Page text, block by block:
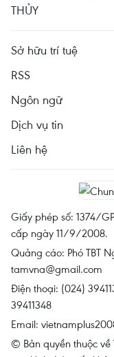
THỦY
Sở hữu trí tuệ
RSS
Ngôn ngữ
Dịch vụ tin
Liên hệ
Giấy phép số: 1374/
cấp ngày 11/9/2008.
Quảng cáo: Phó TBT
tamvna@gmail.com
Điện thoại: (024)
39411348
Email:
© Bản quyền thuộc về